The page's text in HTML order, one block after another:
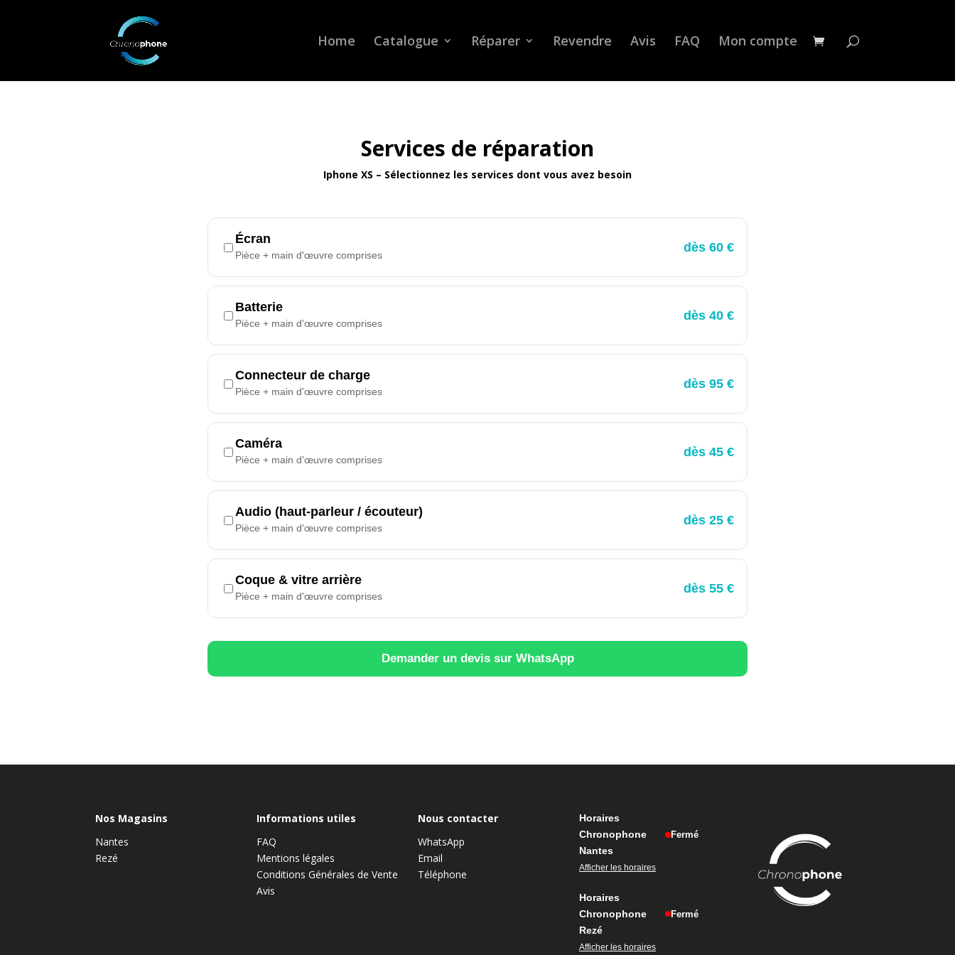
Home Catalogue Réparer Revendre Avis FAQ Mon compte
Services de réparation
Iphone XS – Sélectionnez les services dont vous avez besoin
Écran
Pièce + main d'œuvre comprises
dès 60 €
Batterie
Pièce + main d'œuvre comprises
dès 40 €
Connecteur de charge
Pièce + main d'œuvre comprises
dès 95 €
Caméra
Pièce + main d'œuvre comprises
dès 45 €
Audio (haut-parleur / écouteur)
Pièce + main d'œuvre comprises
dès 25 €
Coque & vitre arrière
Pièce + main d'œuvre comprises
dès 55 €
Demander un devis sur WhatsApp
Nos Magasins
Nantes
Rezé
Informations utiles
FAQ
Mentions légales
Conditions Générales de Vente
Avis
Nous contacter
WhatsApp
Email
Téléphone
Horaires
Chronophone
Nantes
Fermé
Afficher les horaires
Horaires
Chronophone
Rezé
Fermé
Afficher les horaires